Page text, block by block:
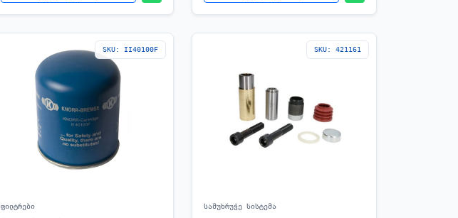
SKU: II40100F
ფილტრები
SKU: 421161
სამუხრუჭე სისტემა